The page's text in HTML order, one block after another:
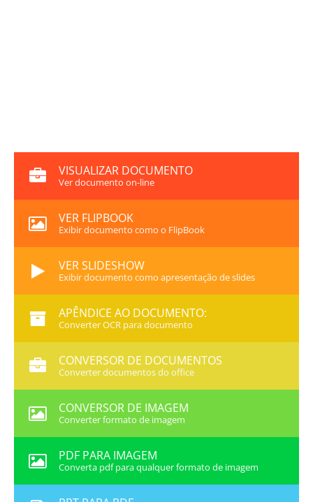
VISUALIZAR DOCUMENTO
Ver documento on-line
VER FLIPBOOK
Exibir documento como o FlipBook
VER SLIDESHOW
Exibir documento como apresentação de slides
APÊNDICE AO DOCUMENTO:
Converter OCR para documento
CONVERSOR DE DOCUMENTOS
Converter documentos do office
CONVERSOR DE IMAGEM
Converter formato de imagem
PDF PARA IMAGEM
Converta pdf para qualquer formato de imagem